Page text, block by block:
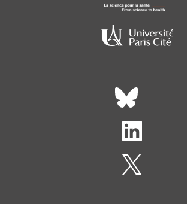
Réseaux sociaux footer